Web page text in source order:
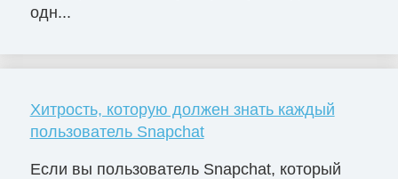
одн...
Хитрость, которую должен знать каждый
пользователь Snapchat
Если вы пользователь Snapchat, который